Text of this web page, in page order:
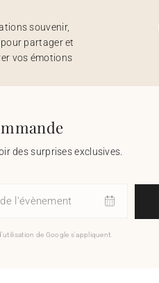
souvenir,
pour partager et
vos émotions
des surprises exclusives.
l'évènement
de Google s'appliquent.